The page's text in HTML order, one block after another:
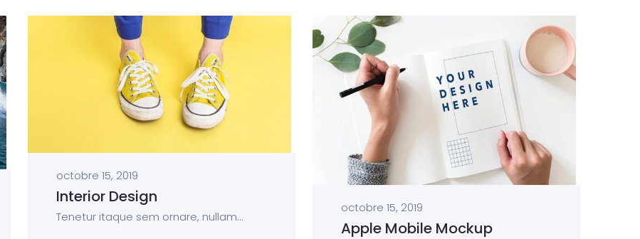
octobre 15, 2019
Interior Design
Tenetur itaque sem ornare, nullam...
octobre 15, 2019
Apple Mobile Mockup